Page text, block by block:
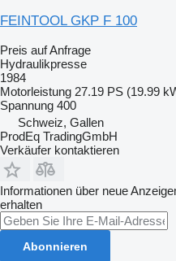
FEINTOOL GKP F 100
Preis auf Anfrage
Hydraulikpresse
1984
Motorleistung 27.19 PS (19.99
Spannung 400
Schweiz, Gallen
ProdEq TradingGmbH
Verkäufer kontaktieren
Informationen über neue
erhalten
Abonnieren